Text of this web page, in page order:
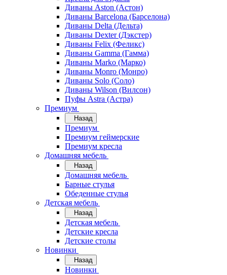
Диваны Aston (Астон)
Диваны Barcelona (Барселона)
Диваны Delta (Дельта)
Диваны Dexter (Дэкстер)
Диваны Felix (Феликс)
Диваны Gamma (Гамма)
Диваны Marko (Марко)
Диваны Monro (Монро)
Диваны Solo (Соло)
Диваны Wilson (Вилсон)
Пуфы Astra (Астра)
Премиум
Назад
Премиум
Премиум геймерские
Премиум кресла
Домашняя мебель
Назад
Домашняя мебель
Барные стулья
Обеденные стулья
Детская мебель
Назад
Детская мебель
Детские кресла
Детские столы
Новинки
Назад
Новинки